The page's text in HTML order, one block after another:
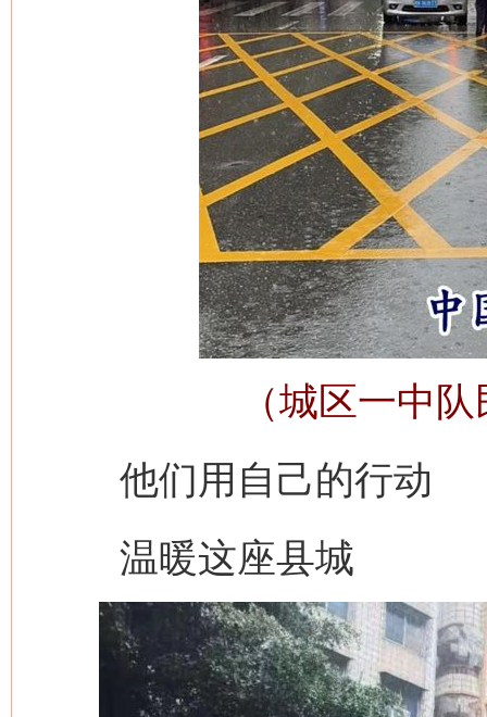
（城区一中
他们用自己的行动
温暖这座县城